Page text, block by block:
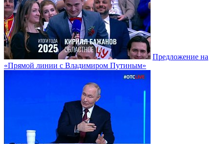
Предложение на
«Прямой линии с Владимиром Путиным»